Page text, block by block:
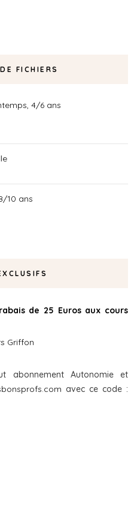
FICHIERS
4/6 ans
10 ans
de 25 Euros aux cours
abonnement Autonomie et
avec ce code :